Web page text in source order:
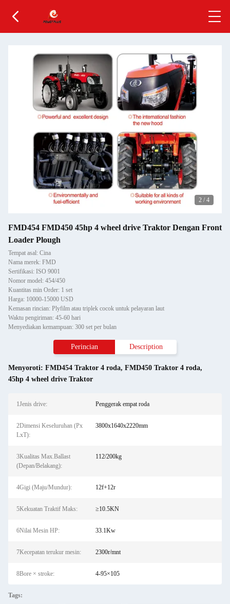
2 / 4
FMD454 FMD450 45hp 4 wheel drive Traktor Dengan Front
Loader Plough
Tempat asal: Cina
Nama merek: FMD
Sertifikasi: ISO 9001
Nomor model: 454/450
Kuantitas min Order: 1 set
Harga: 10000-15000 USD
Kemasan rincian: Plyfilm atau triplek cocok untuk pelayaran laut
Waktu pengiriman: 45-60 hari
Menyediakan kemampuan: 300 set per bulan
Perincian Description
Menyoroti: FMD454 Traktor 4 roda, FMD450 Traktor 4 roda,
45hp 4 wheel drive Traktor
1Jenis drive: Penggerak empat roda
2Dimensi Keseluruhan (Px
LxT):
3800x1640x2220mm
3Kualitas Max.Ballast
(Depan/Belakang):
112/200kg
4Gigi (Maju/Mundur): 12f+12r
5Kekuatan Traktif Maks: ≥10.5KN
6Nilai Mesin HP: 33.1Kw
7Kecepatan terukur mesin: 2300r/mnt
8Bore × stroke: 4-95×105
Tags: